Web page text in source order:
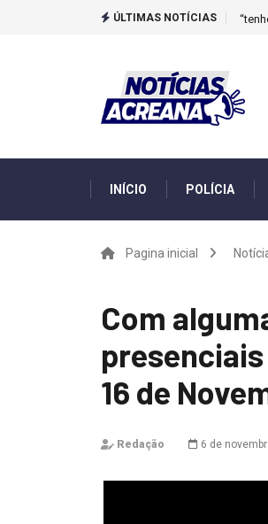
ÚLTIMAS NOTÍCIAS
INÍCIO POLÍCIA
Pagina inicial
Com
16 de
Redação 6 de